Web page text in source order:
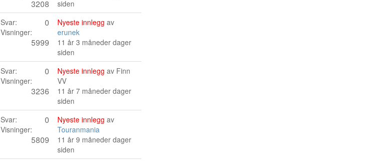
3208
siden
Svar: 0
Visninger:
5999
Nyeste innlegg av
erunek
11 år 3 måneder dager
siden
Svar: 0
Visninger:
3236
Nyeste innlegg av Finn
VV
11 år 7 måneder dager
siden
Svar: 0
Visninger:
5809
Nyeste innlegg av
Touranmania
11 år 9 måneder dager
siden